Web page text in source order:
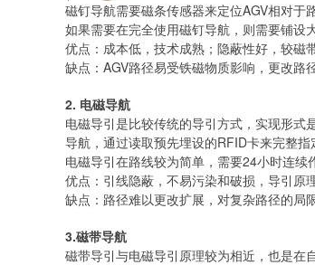
磁钉导航需要磁条传感器来定位AGV相对于
如果需要在完全使用磁钉导航，则需要铺设
优点：成本低，技术成熟；隐蔽性好，较磁
缺点：AGV路径易受铁磁物质影响，更改路
2. 电磁导航
电磁导引是比较传统的导引方式，实现形
导航，通过读取预先埋设的RFID卡来完整指
电磁导引在路线较为简单，需要24小时连续
优点：引线隐蔽，不易污染和破损，导引原
缺点：路径难以更改扩展，对复杂路径的局
3.磁带导航
磁带导引与电磁导引原理较为相近，也是在